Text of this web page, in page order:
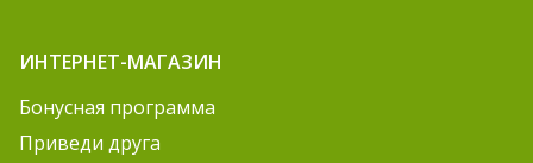
ИНТЕРНЕТ-МАГАЗИН
Бонусная программа
Приведи друга